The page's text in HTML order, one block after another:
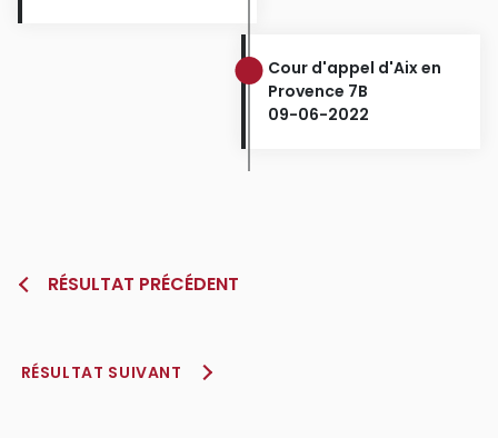
Cour d'appel d'Aix en
Provence 7B
09-06-2022
RÉSULTAT PRÉCÉDENT
RÉSULTAT SUIVANT